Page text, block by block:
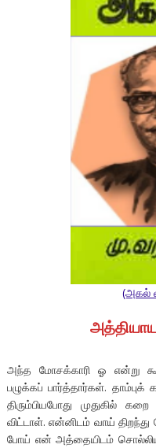
(அகல்
அந்த மோசக்காரி ஓ என்று
பழுக்கப் பார்த்தார்கள்.
திரும்பியபோது முதுகில்
விட்டாள். என்னிடம் வாய்
போய் என் அத்தையிடம்